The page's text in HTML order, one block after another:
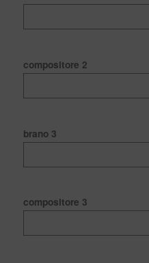
compositore 2
brano 3
compositore 3